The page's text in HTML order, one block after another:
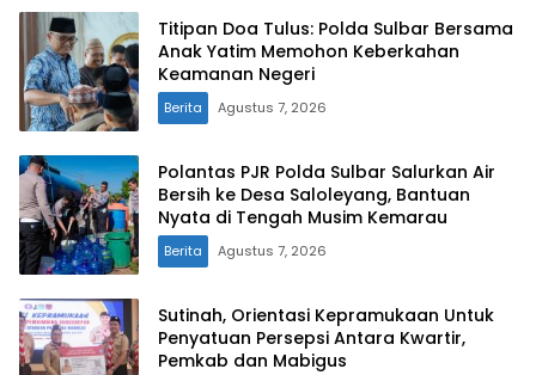
Titipan Doa Tulus: Polda Sulbar Bersama
Anak Yatim Memohon Keberkahan
Keamanan Negeri
Berita Agustus 7, 2026
Polantas PJR Polda Sulbar Salurkan Air
Bersih ke Desa Saloleyang, Bantuan
Nyata di Tengah Musim Kemarau
Berita Agustus 7, 2026
Sutinah, Orientasi Kepramukaan Untuk
Penyatuan Persepsi Antara Kwartir,
Pemkab dan Mabigus